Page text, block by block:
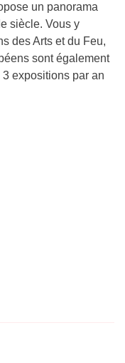
un panorama
siècle. Vous y
des Arts et du Feu,
sont également
expositions par an